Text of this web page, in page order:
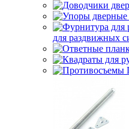
для раздвижных